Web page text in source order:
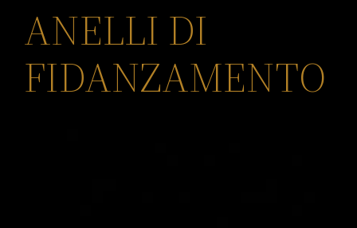
ANELLI DI
FIDANZAMENTO